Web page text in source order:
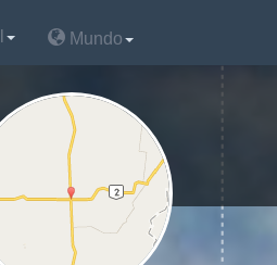
Mundo
Mundo